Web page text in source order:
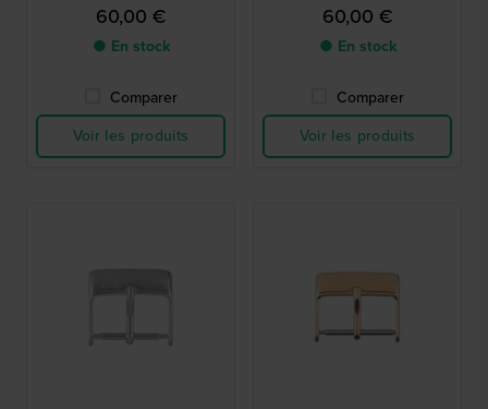
60,00 €
● En stock
Comparer
Voir les produits
60,00 €
● En stock
Comparer
Voir les produits